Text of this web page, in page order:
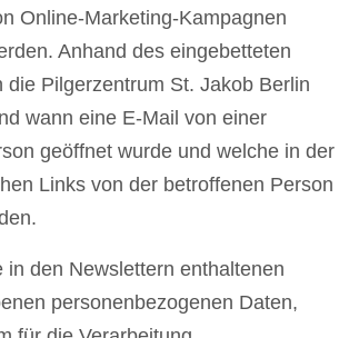
Online-Marketing-Kampagnen
Anhand des eingebetteten
die Pilgerzentrum St. Jakob Berlin
wann eine E-Mail von einer
geöffnet wurde und welche in der
Links von der betroffenen Person
in den Newslettern enthaltenen
personenbezogenen Daten,